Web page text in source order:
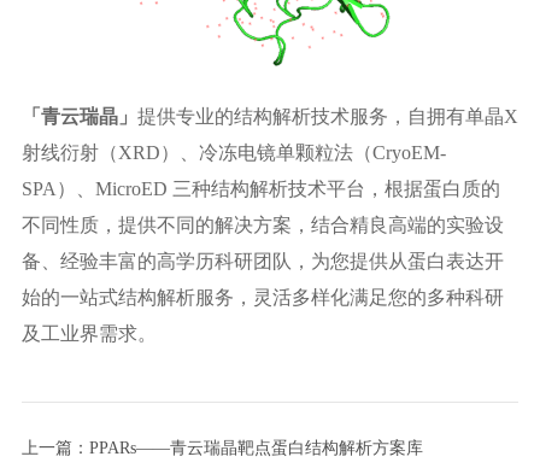
「 青云瑞晶 」 提供专业的结构解析技术服务，自拥有单晶X
射线衍射（XRD）、冷冻电镜单颗粒法（CryoEM-
SPA）、MicroED 三种结构解析技术平台，根据蛋白质的
不同性质，提供不同的解决方案，结合精良高端的实验设
备、经验丰富的高学历科研团队，为您提供从蛋白表达开
始的一站式结构解析服务，灵活多样化满足您的多种科研
及工业界需求。
上一篇：PPARs——青云瑞晶靶点蛋白结构解析方案库